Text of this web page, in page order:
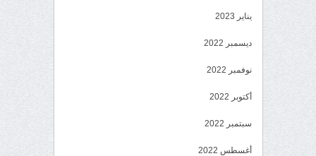
يناير 2023
ديسمبر 2022
نوفمبر 2022
أكتوبر 2022
سبتمبر 2022
أغسطس 2022